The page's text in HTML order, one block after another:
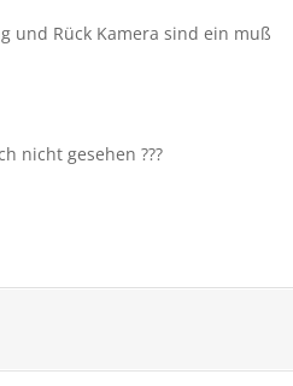
und Rück Kamera sind ein muß
nicht gesehen ???